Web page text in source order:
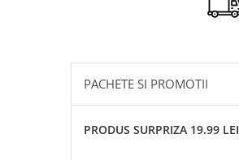
PACHETE SI PROMOTII
PRODUS SURPRIZA 19.99 LEI